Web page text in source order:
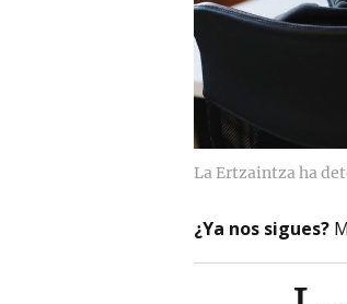
La Ertzaintza ha
¿Ya nos sigues?